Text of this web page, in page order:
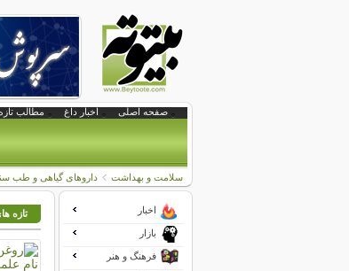
صفحه اصلی اخبار داغ مطالب
سلامت و بهداشت داروهای گیاهی و طب
تازه اخبار
بازار
فرهنگ و هنر